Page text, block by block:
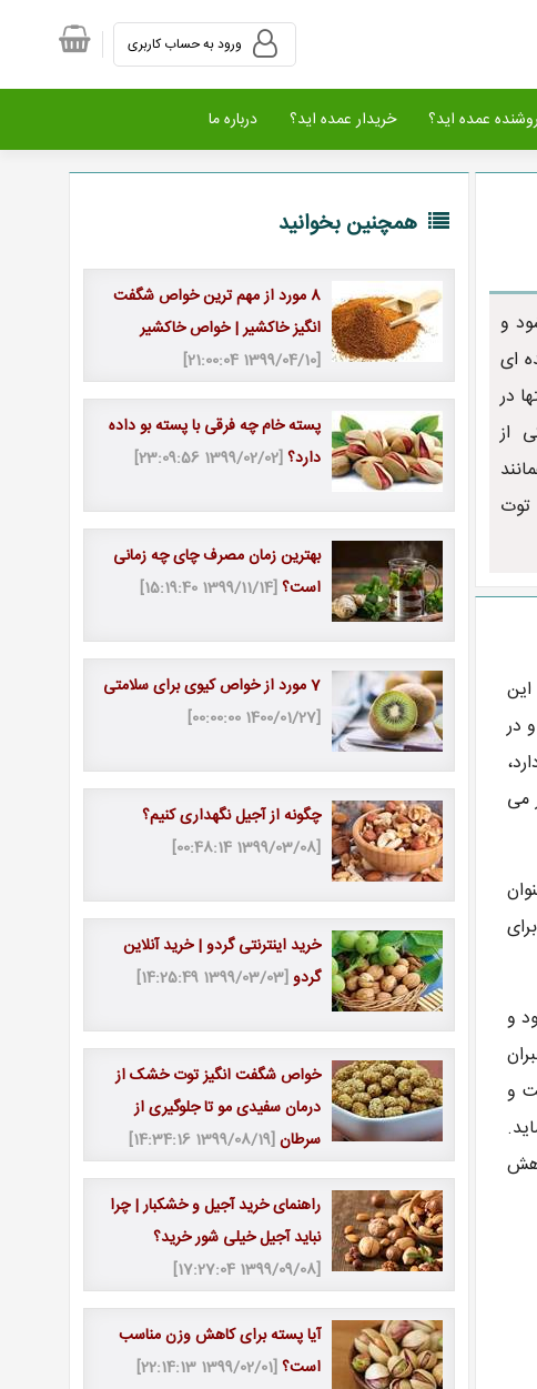
عمده اید؟ خریدار عمده اید؟ درباره ما
و
ای
در
از
توت
در
می
و
و
همچنین بخوانید
8 مورد از مهم ترین خواص شگفت
انگیز خاکشیر | خواص خاکشیر
[1399/04/10 21:00:04]
پسته خام چه فرقی با پسته بو داده
دارد؟[1399/02/02 23:09:56]
بهترین زمان مصرف چای چه زمانی
است؟[1399/11/14 15:19:40]
7 مورد از خواص کیوی برای سلامتی
[1400/01/27 00:00:00]
چگونه از آجیل نگهداری کنیم؟
[1399/03/08 00:48:14]
خرید اینترنتی گردو | خرید آنلاین
گردو[1399/03/03 14:25:49]
خواص شگفت انگیز توت خشک از
درمان سفیدی مو تا جلوگیری از
سرطان[1399/08/19 14:34:16]
راهنمای خرید آجیل و خشکبار | چرا
نباید آجیل خیلی شور خرید؟
[1399/09/08 17:27:04]
آیا پسته برای کاهش وزن مناسب
است؟[1399/02/01 22:14:13]